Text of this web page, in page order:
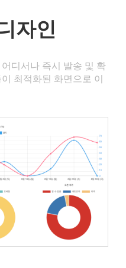
자인
디서나 즉시 발송 및 확
최적화된 화면으로 이